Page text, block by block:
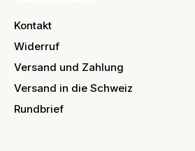
Kontakt
Widerruf
Versand und Zahlung
Versand in die Schweiz
Rundbrief